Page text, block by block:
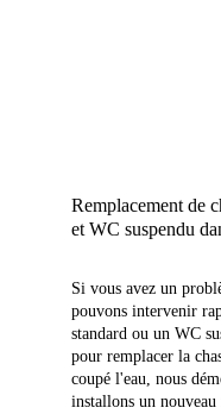
Remplacement de
et WC suspendu
Si vous avez un
pouvons intervenir
standard ou un WC
pour remplacer la
coupé l'eau, nous
installons un